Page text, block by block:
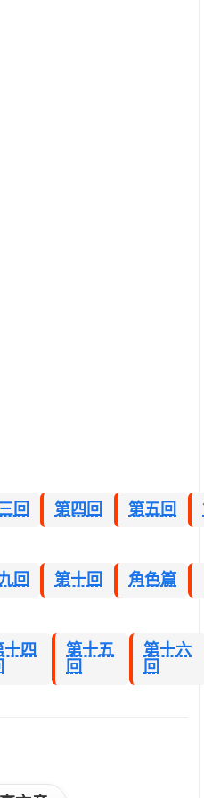
回 第四回 第五回
回 第十回 角色篇
十四
第十五
回
第十六
回